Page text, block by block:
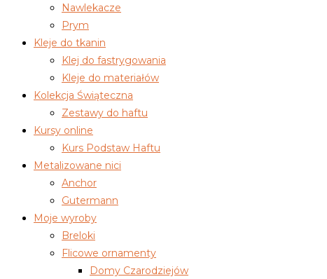
Nawlekacze
Prym
Kleje do tkanin
Klej do fastrygowania
Kleje do materiałów
Kolekcja Świąteczna
Zestawy do haftu
Kursy online
Kurs Podstaw Haftu
Metalizowane nici
Anchor
Gutermann
Moje wyroby
Breloki
Flicowe ornamenty
Domy Czarodziejów